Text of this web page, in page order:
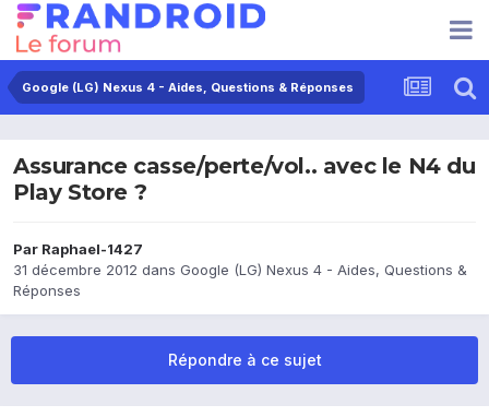
Google (LG) Nexus 4 - Aides, Questions & Réponses
Assurance casse/perte/vol.. avec le N4 du
Play Store ?
Par Raphael-1427
31 décembre 2012 dans Google (LG) Nexus 4 - Aides, Questions &
Réponses
Répondre à ce sujet